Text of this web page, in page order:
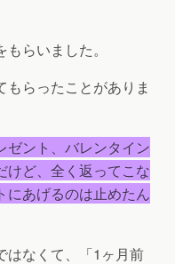
もらいました。
らったことがありま
ゼント、バレンタイン
けど、全く返ってこな
にあげるのは止めたん
はなくて、「1ヶ月前